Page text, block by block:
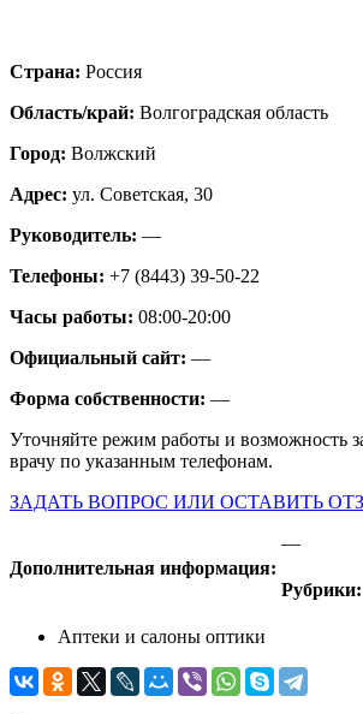
Страна: Россия
Область/край: Волгоградская область
Город: Волжский
Адрес: ул. Советская, 30
Руководитель: —
Телефоны: +7 (8443) 39-50-22
Часы работы: 08:00-20:00
Официальный сайт: —
Форма собственности: —
Уточняйте режим работы и возможность
врачу по указанным телефонам.
ЗАДАТЬ ВОПРОС ИЛИ ОСТАВИТЬ
Дополнительная информация:
—
Рубрики:
Аптеки и салоны оптики